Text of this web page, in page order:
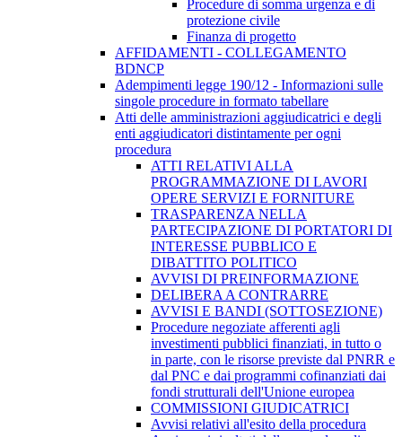
Procedure di somma urgenza e di
protezione civile
Finanza di progetto
AFFIDAMENTI - COLLEGAMENTO
BDNCP
Adempimenti legge 190/12 - Informazioni sulle
singole procedure in formato tabellare
Atti delle amministrazioni aggiudicatrici e degli
enti aggiudicatori distintamente per ogni
procedura
ATTI RELATIVI ALLA
PROGRAMMAZIONE DI LAVORI
OPERE SERVIZI E FORNITURE
TRASPARENZA NELLA
PARTECIPAZIONE DI PORTATORI DI
INTERESSE PUBBLICO E
DIBATTITO POLITICO
AVVISI DI PREINFORMAZIONE
DELIBERA A CONTRARRE
AVVISI E BANDI (SOTTOSEZIONE)
Procedure negoziate afferenti agli
investimenti pubblici finanziati, in tutto o
in parte, con le risorse previste dal PNRR e
dal PNC e dai programmi cofinanziati dai
fondi strutturali dell'Unione europea
COMMISSIONI GIUDICATRICI
Avvisi relativi all'esito della procedura